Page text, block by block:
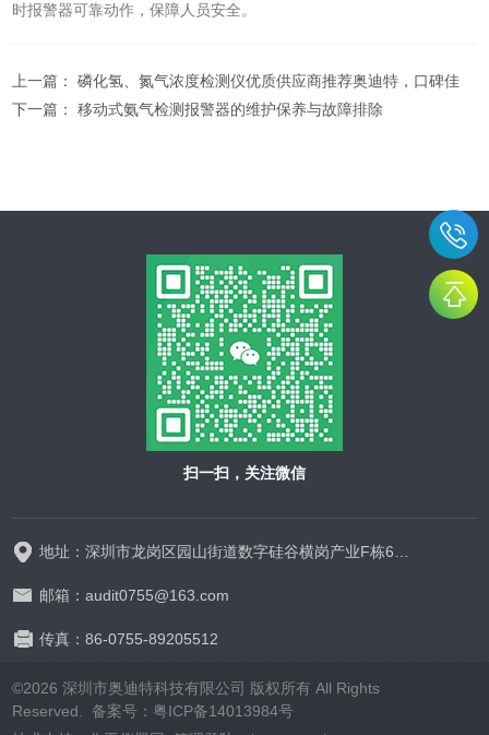
时报警器可靠动作，保障人员安全。
上一篇：磷化氢、氮气浓度检测仪优质供应商推荐奥迪特，口碑佳
下一篇：移动式氨气检测报警器的维护保养与故障排除
扫一扫，关注微信
地址：深圳市龙岗区园山街道数字硅谷横岗产业F栋628-629
邮箱：audit0755@163.com
传真：86-0755-89205512
©2026 深圳市奥迪特科技有限公司 版权所有 All Rights
Reserved. 备案号：粤ICP备14013984号